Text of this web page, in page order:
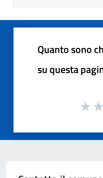
Quanto sono
su questa